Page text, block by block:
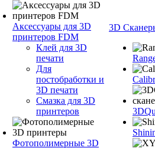
Аксессуары для 3D
принтеров FDM
Клей для 3D
печати
Для
постобработки и
3D печати
Смазка для 3D
принтеров
Фотополимерные 3D
3D